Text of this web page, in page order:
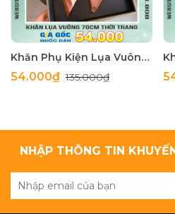
Khăn Phụ Kiện Lụa Vuông 70cm - Thế Giới Khăn Đẹp C1062_4
54.000₫135.000₫
NHẬP THÔNG TIN